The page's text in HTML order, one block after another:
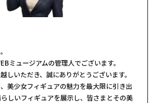
ミュージアムの管理人でございます。
しいただき、誠にありがとうございます。
美少女フィギュアの魅力を最大限に引き出
しいフィギュアを展示し、皆さまとその美